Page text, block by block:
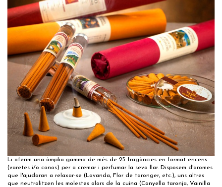
Li oferim una àmplia gamma de més de 25 fragàncies en format encens
(varetes i/o conos) per a cremar i perfumar la seva llar. Disposem d'aromes
que l'ajudaran a relaxar-se (Lavanda, Flor de taronger, etc.), uns altres
que neutralitzen les molestes olors de la cuina (Canyella taronja, Vainilla